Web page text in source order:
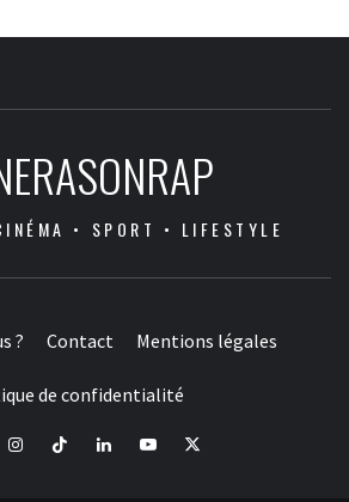
• SPORT • LIFESTYLE
? Contact Mentions légales
de confidentialité
InstagramTiktok LinkedInYoutube
X